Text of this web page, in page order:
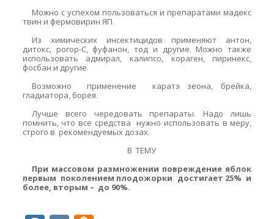
Можно с успехом пользоваться и препаратами мадекс
твин и фермовирин ЯП.
Из химических инсектицидов применяют антон,
дитокс, рогор-С, фуфанон, тод и другие. Можно также
использовать адмирал, калипсо, кораген, пиринекс,
фосбан и другие.
Возможно применение каратэ зеона, брейка,
гладиатора, борея.
Лучше всего чередовать препараты. Надо лишь
помнить, что все средства нужно использовать в меру,
строго в рекомендуемых дозах.
В ТЕМУ
При массовом размножении повреждение яблок
первым поколением плодожорки достигает 25% и
более, вторым – до 90%.